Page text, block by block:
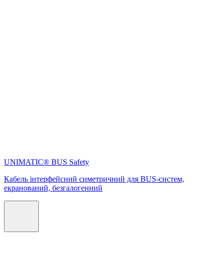
UNIMATIC® BUS Safety
Кабель інтерфейсний симетричний для BUS-систем,
екранований, безгалогенний